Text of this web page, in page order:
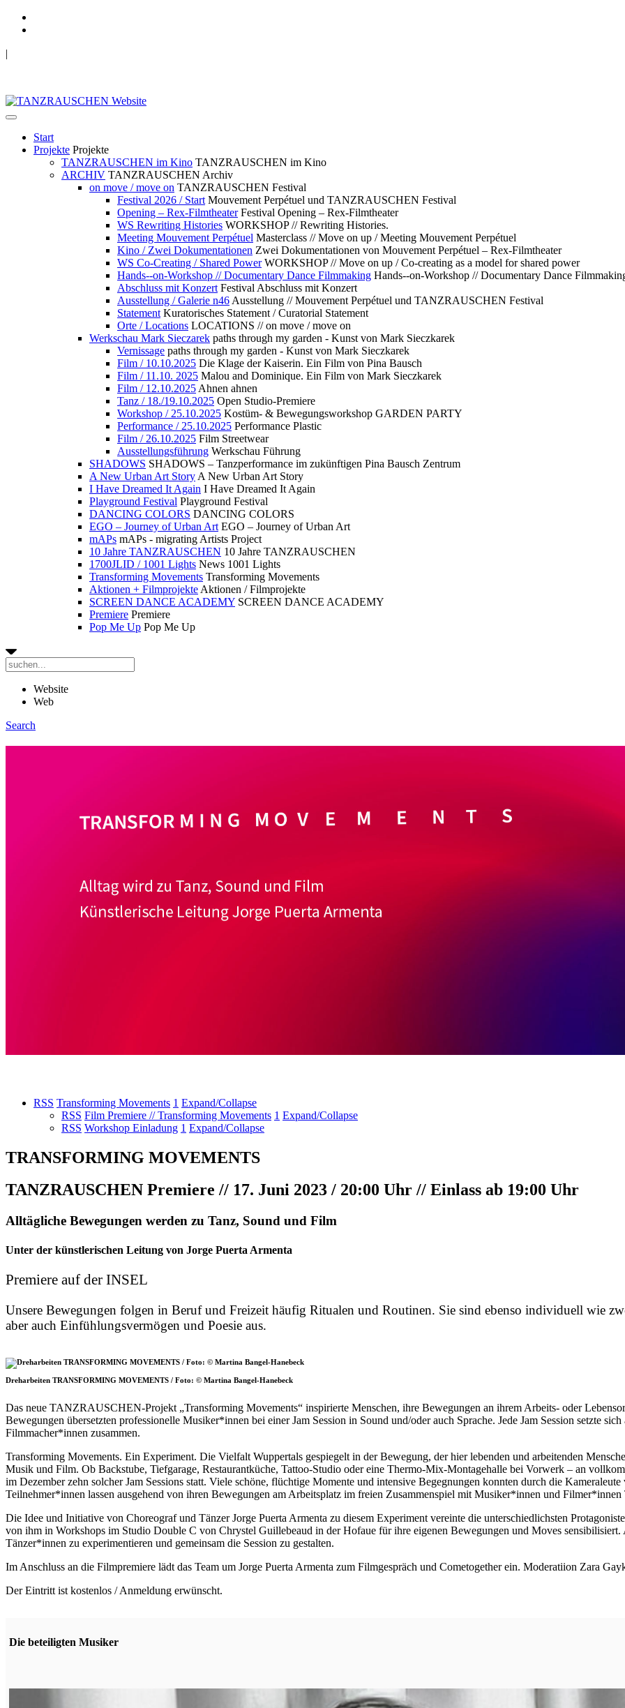
|
Start
Projekte Projekte
TANZRAUSCHEN im Kino TANZRAUSCHEN im Kino
ARCHIV TANZRAUSCHEN Archiv
on move / move on TANZRAUSCHEN Festival
Festival 2026 / Start Mouvement Perpétuel und TANZRAUSCHEN Festival
Opening – Rex-Filmtheater Festival Opening – Rex-Filmtheater
WS Rewriting Histories WORKSHOP // Rewriting Histories.
Meeting Mouvement Perpétuel Masterclass // Move on up / Meeting Mouvement Perpétuel
Kino / Zwei Dokumentationen Zwei Dokumentationen von Mouvement Perpétuel – Rex-Filmtheater
WS Co-Creating / Shared Power WORKSHOP // Move on up / Co-creating as a model for shared power
Hands--on-Workshop // Documentary Dance Filmmaking Hands--on-Workshop // Documentary Dance
Abschluss mit Konzert Festival Abschluss mit Konzert
Ausstellung / Galerie n46 Ausstellung // Mouvement Perpétuel und TANZRAUSCHEN Festival
Statement Kuratorisches Statement / Curatorial Statement
Orte / Locations LOCATIONS // on move / move on
Werkschau Mark Sieczarek paths through my garden - Kunst von Mark Sieczkarek
Vernissage paths through my garden - Kunst von Mark Sieczkarek
Film / 10.10.2025 Die Klage der Kaiserin. Ein Film von Pina Bausch
Film / 11.10. 2025 Malou and Dominique. Ein Film von Mark Sieczkarek
Film / 12.10.2025 Ahnen ahnen
Tanz / 18./19.10.2025 Open Studio-Premiere
Workshop / 25.10.2025 Kostüm- & Bewegungsworkshop GARDEN PARTY
Performance / 25.10.2025 Performance Plastic
Film / 26.10.2025 Film Streetwear
Ausstellungsführung Werkschau Führung
SHADOWS SHADOWS – Tanzperformance im zukünftigen Pina Bausch Zentrum
A New Urban Art Story A New Urban Art Story
I Have Dreamed It Again I Have Dreamed It Again
Playground Festival Playground Festival
DANCING COLORS DANCING COLORS
EGO – Journey of Urban Art EGO – Journey of Urban Art
mAPs mAPs - migrating Artists Project
10 Jahre TANZRAUSCHEN 10 Jahre TANZRAUSCHEN
1700JLID / 1001 Lights News 1001 Lights
Transforming Movements Transforming Movements
Aktionen + Filmprojekte Aktionen / Filmprojekte
SCREEN DANCE ACADEMY SCREEN DANCE ACADEMY
Premiere Premiere
Pop Me Up Pop Me Up
Website
Web
Search
RSS Transforming Movements 1 Expand/Collapse
RSS Film Premiere // Transforming Movements 1 Expand/Collapse
RSS Workshop Einladung 1 Expand/Collapse
TRANSFORMING MOVEMENTS
TANZRAUSCHEN Premiere // 17. Juni 2023 / 20:00 Uhr // Einlass ab 19:00 Uhr
Alltägliche Bewegungen werden zu Tanz, Sound und Film
Unter der künstlerischen Leitung von Jorge Puerta Armenta
Premiere auf der INSEL
Unsere Bewegungen folgen in Beruf und Freizeit häufig Ritualen und Routinen. Sie sind ebenso individuell wie
aber auch Einfühlungsvermögen und Poesie aus.
Dreharbeiten TRANSFORMING MOVEMENTS / Foto: © Martina Bangel-Hanebeck
Das neue TANZRAUSCHEN-Projekt „Transforming Movements“ inspirierte Menschen, ihre Bewegungen an ihrem Arbeits- oder
Bewegungen übersetzten professionelle Musiker*innen bei einer Jam Session in Sound und/oder auch Sprache. Jede Jam Session setzte
Filmmacher*innen zusammen.
Transforming Movements. Ein Experiment. Die Vielfalt Wuppertals gespiegelt in der Bewegung, der hier lebenden und arbeitenden
Musik und Film. Ob Backstube, Tiefgarage, Restaurantküche, Tattoo-Studio oder eine Thermo-Mix-Montagehalle bei Vorwerk – an
im Dezember zehn solcher Jam Sessions statt. Viele schöne, flüchtige Momente und intensive Begegnungen konnten durch die
Teilnehmer*innen lassen ausgehend von ihren Bewegungen am Arbeitsplatz im freien Zusammenspiel mit Musiker*innen und Filmer*innen
Die Idee und Initiative von Choreograf und Tänzer Jorge Puerta Armenta zu diesem Experiment vereinte die unterschiedlichsten
von ihm in Workshops im Studio Double C von Chrystel Guillebeaud in der Hofaue für ihre eigenen Bewegungen und Moves
Tänzer*innen zu experimentieren und gemeinsam die Session zu gestalten.
Im Anschluss an die Filmpremiere lädt das Team um Jorge Puerta Armenta zum Filmgespräch und Cometogether ein. Moderatiion Zara
Der Eintritt ist kostenlos / Anmeldung erwünscht.
Die beteiligten Musiker